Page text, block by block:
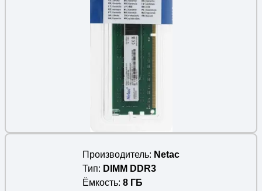
Производитель
Netac
Тип
DIMM DDR3
Ёмкость 8 ГБ